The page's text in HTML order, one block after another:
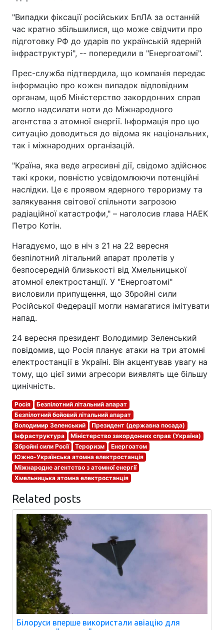
"Випадки фіксації російських БпЛА за останній
час кратно збільшилися, що може свідчити про
підготовку РФ до ударів по українській ядерній
інфраструктурі", -- попередили в "Енергоатомі".
Прес-служба підтвердила, що компанія передає
інформацію про кожен випадок відповідним
органам, щоб Міністерство закордонних справ
могло надсилати ноти до Міжнародного
агентства з атомної енергії. Інформація про цю
ситуацію доводиться до відома як національних,
так і міжнародних організацій.
"Країна, яка веде агресивні дії, свідомо здійснює
такі кроки, повністю усвідомлюючи потенційні
наслідки. Це є проявом ядерного тероризму та
залякування світової спільноти загрозою
радіаційної катастрофи," – наголосив глава НАЕК
Петро Котін.
Нагадуємо, що в ніч з 21 на 22 вересня
безпілотний літальний апарат пролетів у
безпосередній близькості від Хмельницької
атомної електростанції. У "Енергоатомі"
висловили припущення, що Збройні сили
Російської Федерації могли намагатися імітувати
напад.
24 вересня президент Володимир Зеленський
повідомив, що Росія планує атаки на три атомні
електростанції в Україні. Він акцентував увагу на
тому, що цієї зими агресори виявлять ще більшу
цинічність.
Росія
Безпілотний літальний апарат
Безпілотний бойовий літальний апарат
Володимир Зеленський
Президент (державна посада)
Інфраструктура
Міністерство закордонних справ (Україна)
Збройні сили Росії
Тероризм
Енергоатом
Южно-Українська атомна електростанція
Міжнародне агентство з атомної енергії
Хмельницька атомна електростанція
Related posts
Білоруси вперше використали авіацію для